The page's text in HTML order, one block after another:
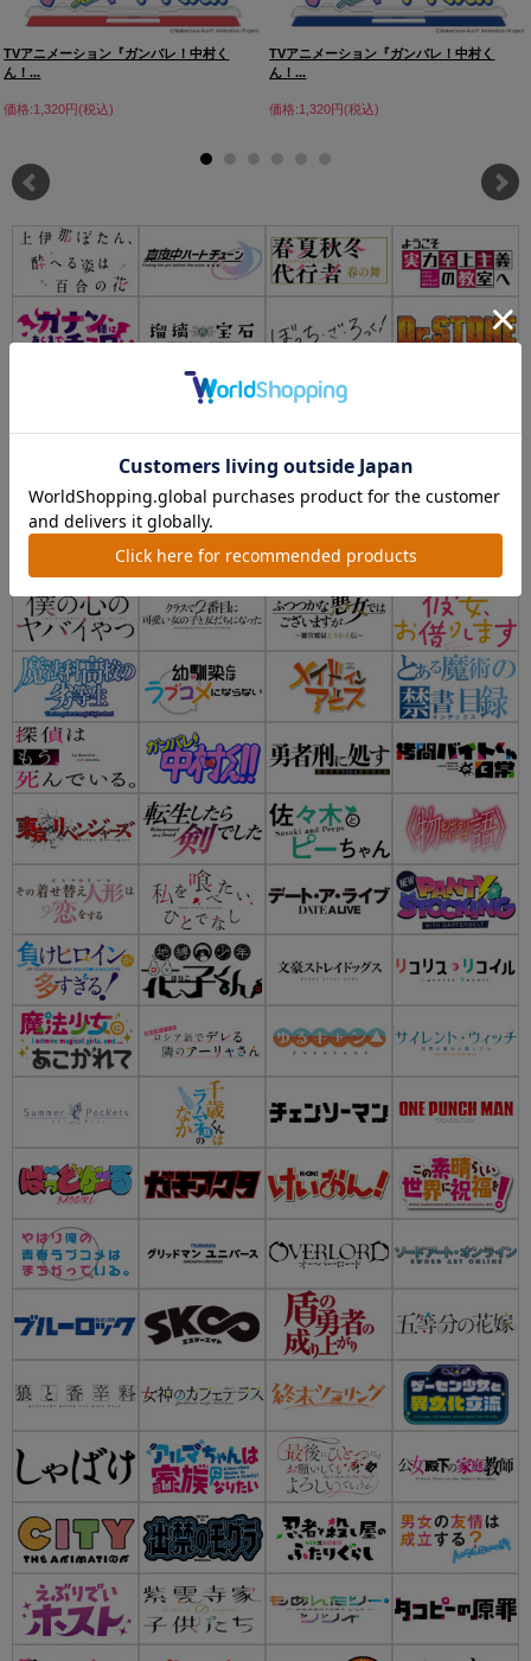
TVアニメーション『ガンバレ！中村く
ん！...
価格:1,320円(税込)
TVアニメーション『ガンバレ！中村く
ん！...
価格:1,320円(税込)